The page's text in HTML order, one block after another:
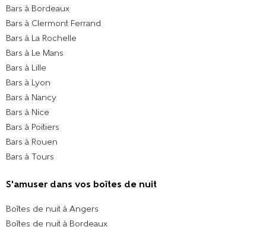
Bars à Bordeaux
Bars à Clermont Ferrand
Bars à La Rochelle
Bars à Le Mans
Bars à Lille
Bars à Lyon
Bars à Nancy
Bars à Nice
Bars à Poitiers
Bars à Rouen
Bars à Tours
S'amuser dans vos boîtes de nuit
Boîtes de nuit à Angers
Boîtes de nuit à Bordeaux